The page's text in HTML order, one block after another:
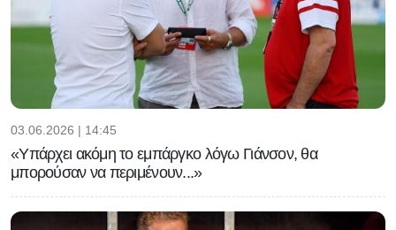
03.06.2026 | 14:45
«Υπάρχει ακόμη το εμπάργκο λόγω Γιάνσον, θα
μπορούσαν να περιμένουν...»